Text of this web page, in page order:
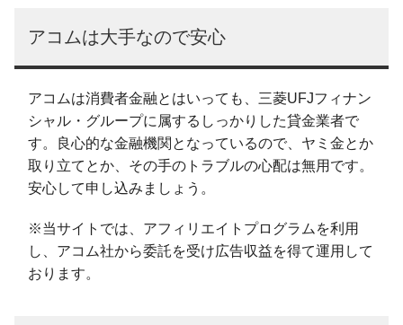
アコムは大手なので安心
アコムは消費者金融とはいっても、三菱UFJフィナン
シャル・グループに属するしっかりした貸金業者で
す。良心的な金融機関となっているので、ヤミ金とか
取り立てとか、その手のトラブルの心配は無用です。
安心して申し込みましょう。
※当サイトでは、アフィリエイトプログラムを利用
し、アコム社から委託を受け広告収益を得て運用して
おります。